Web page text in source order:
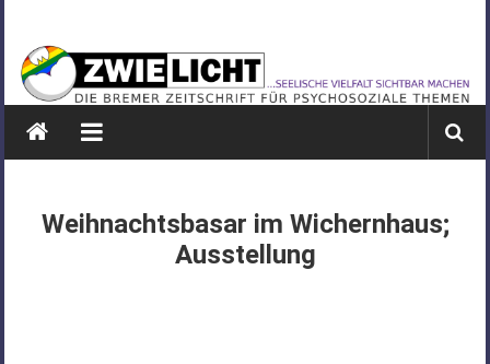
springen
ZWIELICHT
BREMEN
DIE
PSYCHOSOZIALE
Weihnachtsbasar im Wichernhaus;
Ausstellung